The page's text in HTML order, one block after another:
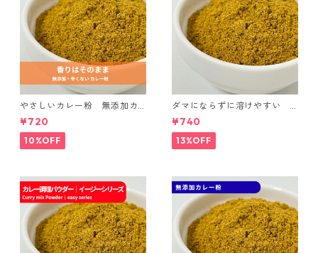
やさしいカレー粉 無添加カ
レー粉 マイルド｜spice room
スパイスセット
¥720
10%OFF
ダマにならずに溶けやすい
カレー調理パウダー｜spice r
oomイージーシリーズ
¥740
13%OFF